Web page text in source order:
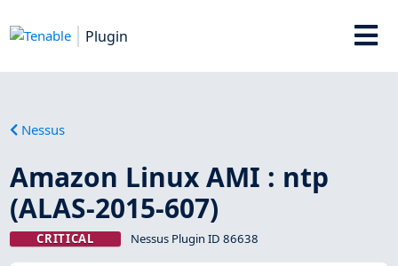
Plugin
Nessus
Amazon Linux AMI : ntp
(ALAS-2015-607)
CRITICAL Nessus Plugin ID 86638